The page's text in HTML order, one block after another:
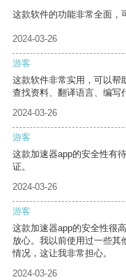
这款软件的功能非常全面，
2024-03-26
游客
这款软件非常实用，可以帮
查找资料、翻译语言、编写
2024-03-26
游客
这款加速器app的安全性有
证。
2024-03-26
游客
这款加速器app的安全性很
放心。我以前使用过一些其
情况，这让我非常担心。
2024-03-26